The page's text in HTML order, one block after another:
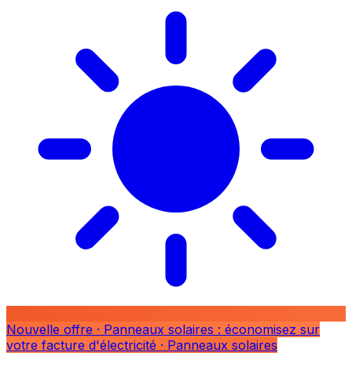
Nouvelle offre · Panneaux solaires : économisez sur
votre facture d'électricité · Panneaux solaires